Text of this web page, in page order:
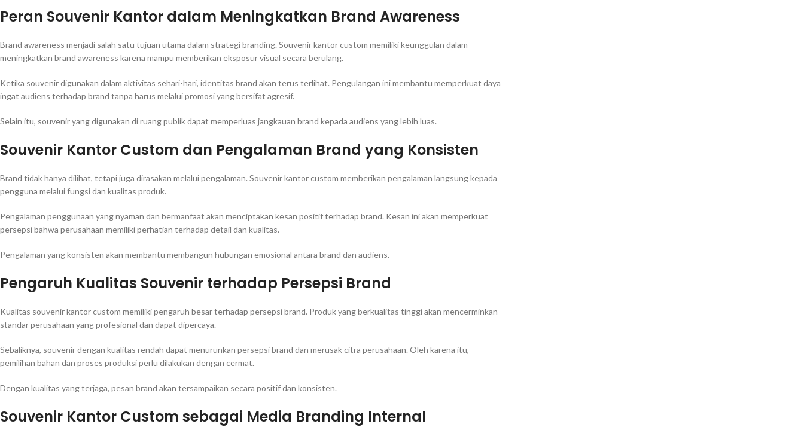
Peran Souvenir Kantor dalam Meningkatkan Brand Awareness
Brand awareness menjadi salah satu tujuan utama dalam strategi branding. Souvenir kantor custom memiliki keunggulan dalam
meningkatkan brand awareness karena mampu memberikan eksposur visual secara berulang.
Ketika souvenir digunakan dalam aktivitas sehari-hari, identitas brand akan terus terlihat. Pengulangan ini membantu memperkuat daya
ingat audiens terhadap brand tanpa harus melalui promosi yang bersifat agresif.
Selain itu, souvenir yang digunakan di ruang publik dapat memperluas jangkauan brand kepada audiens yang lebih luas.
Souvenir Kantor Custom dan Pengalaman Brand yang Konsisten
Brand tidak hanya dilihat, tetapi juga dirasakan melalui pengalaman. Souvenir kantor custom memberikan pengalaman langsung kepada
pengguna melalui fungsi dan kualitas produk.
Pengalaman penggunaan yang nyaman dan bermanfaat akan menciptakan kesan positif terhadap brand. Kesan ini akan memperkuat
persepsi bahwa perusahaan memiliki perhatian terhadap detail dan kualitas.
Pengalaman yang konsisten akan membantu membangun hubungan emosional antara brand dan audiens.
Pengaruh Kualitas Souvenir terhadap Persepsi Brand
Kualitas souvenir kantor custom memiliki pengaruh besar terhadap persepsi brand. Produk yang berkualitas tinggi akan mencerminkan
standar perusahaan yang profesional dan dapat dipercaya.
Sebaliknya, souvenir dengan kualitas rendah dapat menurunkan persepsi brand dan merusak citra perusahaan. Oleh karena itu,
pemilihan bahan dan proses produksi perlu dilakukan dengan cermat.
Dengan kualitas yang terjaga, pesan brand akan tersampaikan secara positif dan konsisten.
Souvenir Kantor Custom sebagai Media Branding Internal